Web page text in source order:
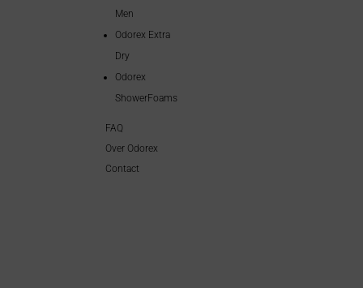
Men
Odorex Extra
Dry
Odorex
ShowerFoams
FAQ
Over Odorex
Contact